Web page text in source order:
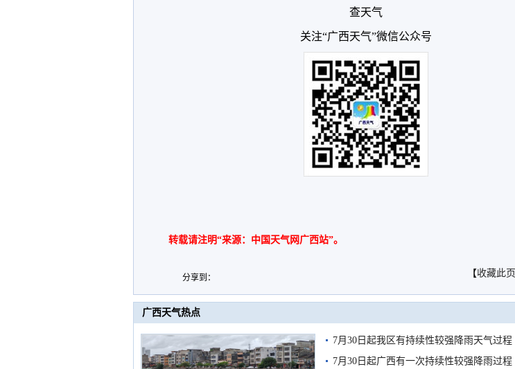
查天气
关注“广西天气”微信公众号
转载请注明“来源：中国天气网广西站”。
分享到： 【收藏此页
广西天气热点
7月30日起我区有持续性较强降雨天气过程
7月30日起广西有一次持续性较强降雨过程